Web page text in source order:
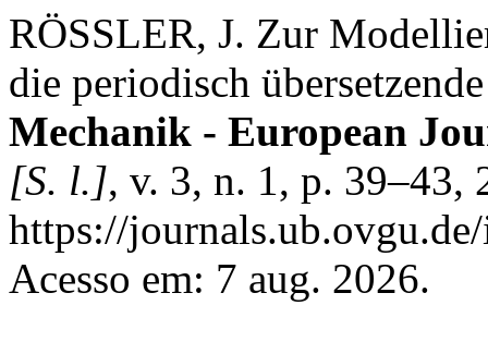
RÖSSLER, J. Zur
die periodisch
Mechanik - European
[S. l.], v. 3, n. 1, p. 39–43,
https://
Acesso em: 7 aug. 2026.